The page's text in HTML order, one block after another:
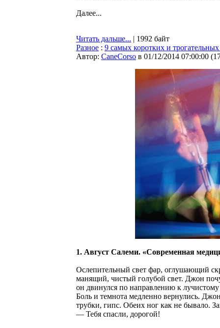
Далее...
Читать дальше... | 1992 байт
Разное : 9 самых коротких и
Автор: CaneCorso в 01/12/2014 07:00:00 (
1. Август Салеми. «Современная
Ослепительный свет фар, оглушающий
манящий, чистый голубой свет. Джон
он двинулся по направлению к
Боль и темнота медленно вернулись.
трубки, гипс. Обеих ног как не бывало.
— Тебя спасли, дорогой!